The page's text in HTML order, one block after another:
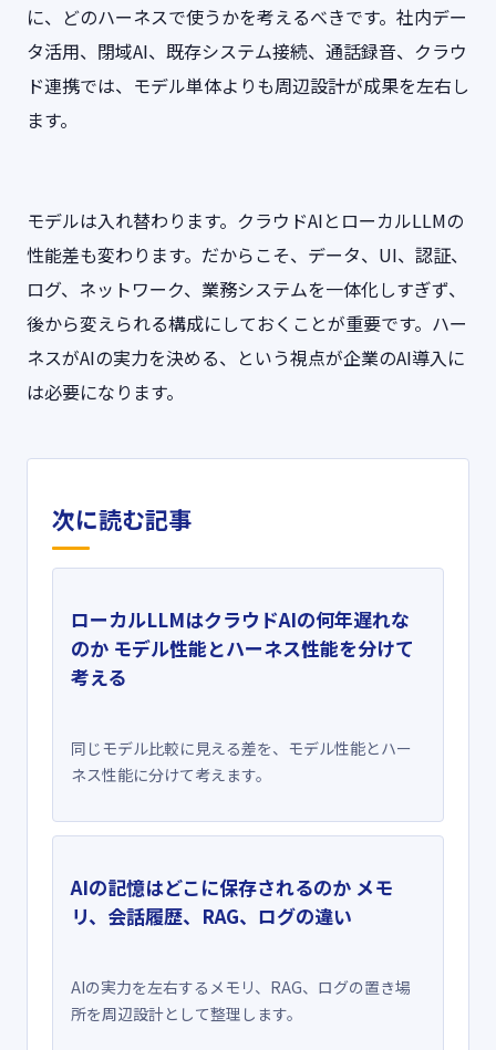
に、どのハーネスで使うかを考えるべきです。社内デー
タ活用、閉域AI、既存システム接続、通話録音、クラウ
ド連携では、モデル単体よりも周辺設計が成果を左右し
ます。
モデルは入れ替わります。クラウドAIとローカルLLMの
性能差も変わります。だからこそ、データ、UI、認証、
ログ、ネットワーク、業務システムを一体化しすぎず、
後から変えられる構成にしておくことが重要です。ハー
ネスがAIの実力を決める、という視点が企業のAI導入に
は必要になります。
次に読む記事
ローカルLLMはクラウドAIの何年遅れな
のか モデル性能とハーネス性能を分けて
考える
同じモデル比較に見える差を、モデル性能とハー
ネス性能に分けて考えます。
AIの記憶はどこに保存されるのか メモ
リ、会話履歴、RAG、ログの違い
AIの実力を左右するメモリ、RAG、ログの置き場
所を周辺設計として整理します。